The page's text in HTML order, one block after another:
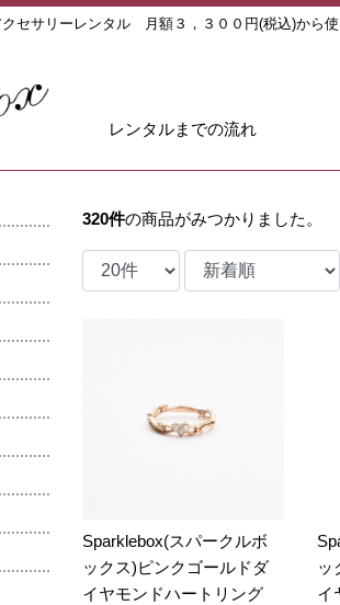
クセサリーレンタル 月額３，３００円(税込)から
レンタルまでの流れ
320件の商品がみつかりました。
Sparklebox(スパークルボ
ックス)ピンクゴールドダ
イヤモンドハートリング
ッ
イ